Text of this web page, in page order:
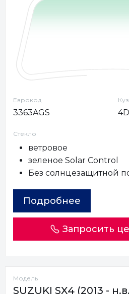
Еврокод
3363AGS
Стекло
ветровое
зеленое Solar Control
Без солнцезащитной
Подробнее
Запросить
Модель
SUZUKI SX4 (2013 -